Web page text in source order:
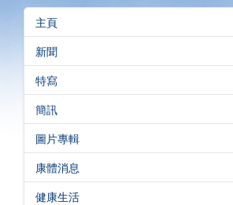
昔日警聲
警務處主頁
简体版
English
電子書版
警聲特刊
主頁
新聞
特寫
簡訊
圖片專輯
康體消息
健康生活